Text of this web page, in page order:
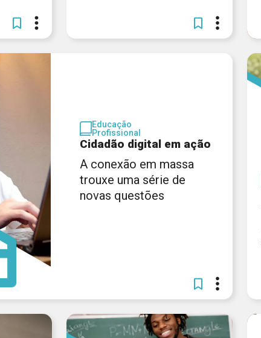
Educação
Profissional
Cidadão digital em ação
A conexão em massa
trouxe uma série de
novas questões